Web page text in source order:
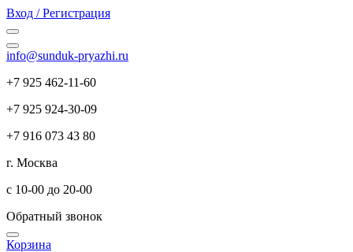
Вход / Регистрация
info@sunduk-pryazhi.ru
+7 925 462-11-60
+7 925 924-30-09
+7 916 073 43 80
г. Москва
с 10-00 до 20-00
Обратный звонок
Корзина